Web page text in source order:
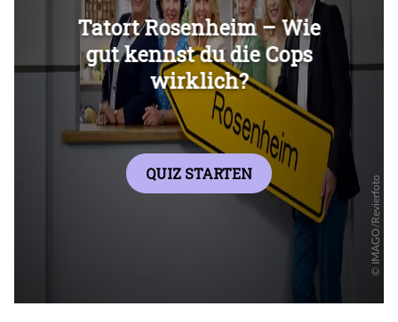
Überspringen